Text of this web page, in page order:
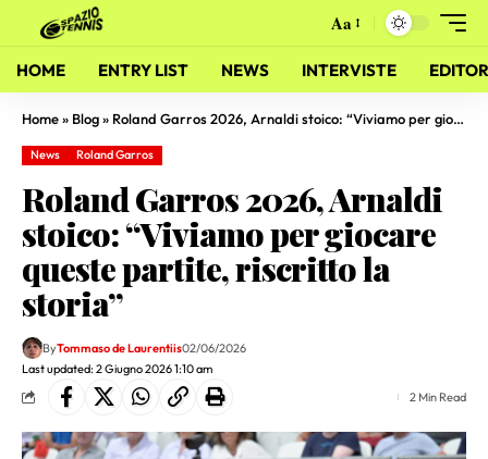
Aa
HOME ENTRY LIST NEWS INTERVISTE
Home» Blog» Roland Garros 2026, Arnaldi stoico: “Viviamo per giocare queste partite, riscritto la storia”
News Roland Garros
Roland Garros 2026, Arnaldi
stoico: “Viviamo per giocare
queste partite, riscritto la
storia”
Last updated: 2 Giugno 2026 1:10 am
ByTommaso de Laurentiis02/06/2026
2 Min Read